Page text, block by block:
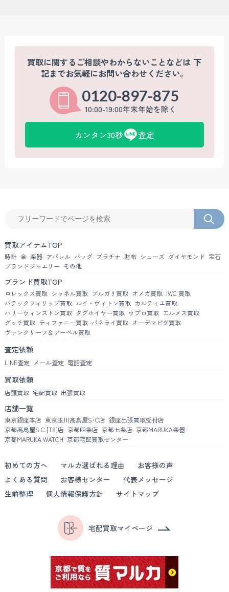
買取に関するご相談やわからないことなどは 下
記までお気軽にお問い合わせください。
0120-897-875
10:00-19:00年末年始を除く
カンタン30秒 査定
買取アイテムTOP
時計 金 楽器 アパレル バッグ プラチナ 財布 シューズ ダイヤモンド 宝石
ブランドジュエリー その他
ブランド買取TOP
ロレックス買取 シャネル買取 ブルガリ買取 オメガ買取 IWC 買取
パテックフィリップ買取 ルイ・ヴィトン買取 カルティエ買取
ハリーウィンストン買取 タグホイヤー買取 ウブロ買取 エルメス買取
グッチ買取 ティファニー買取 パネライ買取 オーデマピゲ買取
ヴァンクリーフ＆アーペル買取
査定依頼
LINE査定 メール査定 電話査定
買取依頼
店頭買取 宅配買取 出張買取
店舗一覧
東京銀座本店 東京玉川髙島屋S･C店 銀座出張買取受付店
京都髙島屋S.C.[T8]店 京都四条店 京都七条店 京都MARUKA楽器
京都MARUKA WATCH 京都宅配買取センター
初めての方へ マルカ選ばれる理由
お客様の声
よくある質問
お客様センター
代表メッセージ
生前整理
個人情報保護方針 サイトマップ
宅配買取マイページ